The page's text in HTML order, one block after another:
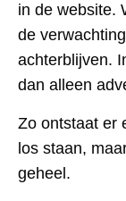
in de website.
de
achterblijven.
dan alleen
Zo ontstaat er
los staan,
geheel.